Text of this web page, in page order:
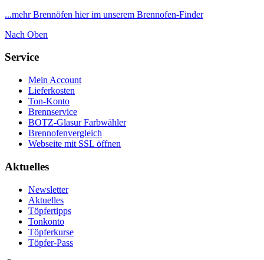
...mehr Brennöfen hier im unserem Brennofen-Finder
Nach Oben
Service
Mein Account
Lieferkosten
Ton-Konto
Brennservice
BOTZ-Glasur Farbwähler
Brennofenvergleich
Webseite mit SSL öffnen
Aktuelles
Newsletter
Aktuelles
Töpfertipps
Tonkonto
Töpferkurse
Töpfer-Pass